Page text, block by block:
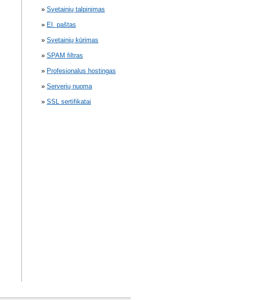
Svetainių talpinimas
El. paštas
Svetainių kūrimas
SPAM filtras
Profesionalus hostingas
Serverių nuoma
SSL sertifikatai